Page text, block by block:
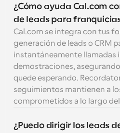
¿Cómo ayuda Cal.com
de leads para
Cal.com se integra con tus
generación de leads o CRM
instantáneamente llamadas
demostraciones,
quede esperando.
seguimientos mantienen a
comprometidos a lo largo
¿Puedo dirigir los leads